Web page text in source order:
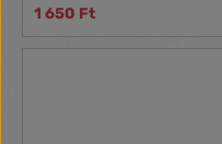
1 650 Ft